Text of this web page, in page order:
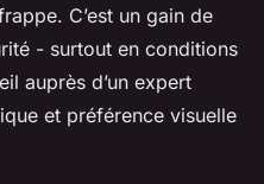
C’est un gain de
- surtout en conditions
auprès d’un expert
et préférence visuelle